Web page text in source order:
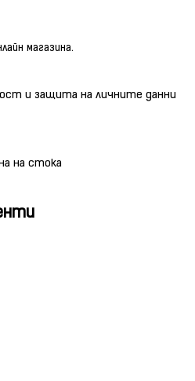
магазина.
и защита на личните данни
на стока